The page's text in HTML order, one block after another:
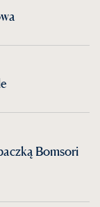
Bomsori